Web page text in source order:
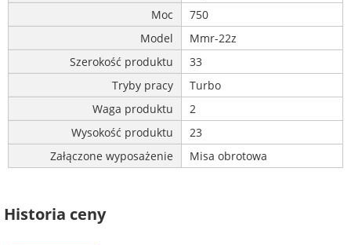
Moc
750
Model
Mmr-22z
Szerokość produktu
33
Tryby pracy
Turbo
Waga produktu
2
Wysokość produktu
23
Załączone wyposażenie
Misa obrotowa
Historia ceny